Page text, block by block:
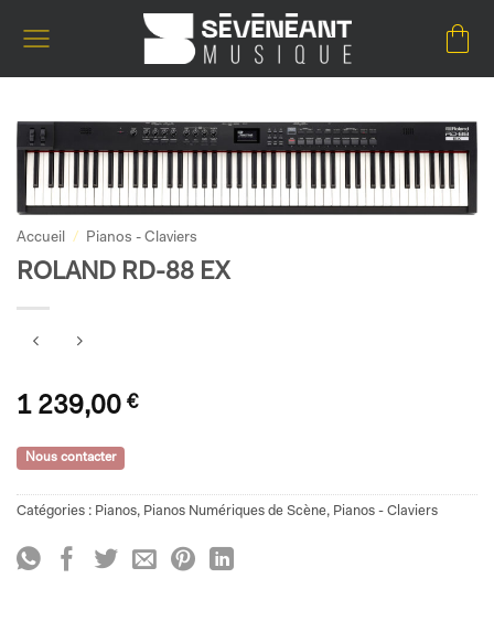
Accueil / Pianos - Claviers
ROLAND RD-88 EX
1 239,00 €
Nous contacter
Catégories : Pianos, Pianos Numériques de Scène, Pianos - Claviers